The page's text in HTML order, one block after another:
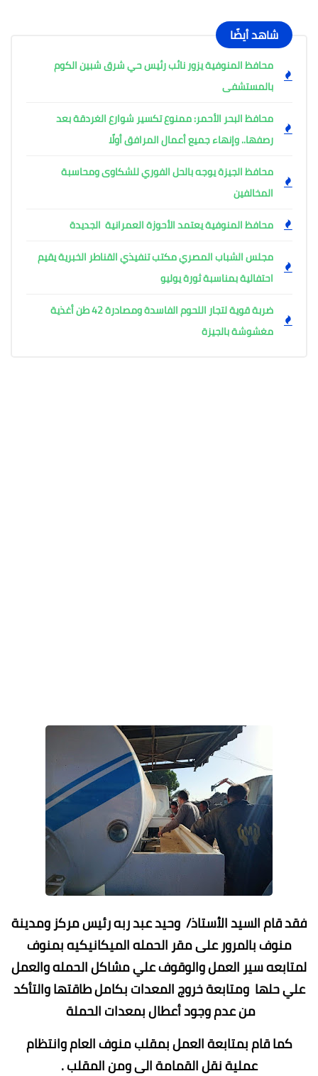
شاهد أيضًا
محافظ المنوفية يزور نائب رئيس حي شرق شبين الكوم
بالمستشفى
محافظ البحر الأحمر: ممنوع تكسير شوارع الغردقة بعد
رصفها.. وإنهاء جميع أعمال المرافق أولًا
محافظ الجيزة يوجه بالحل الفوري للشكاوى ومحاسبة
المخالفين
محافظ المنوفية يعتمد الأحوزة العمرانية الجديدة
مجلس الشباب المصري مكتب تنفيذي القناطر الخبرية يقيم
احتفالية بمناسبة ثورة يوليو
ضربة قوية لتجار اللحوم الفاسدة ومصادرة 42 طن أغذية
مغشوشة بالجيزة
فقد قام السيد الأستاذ/ وحيد عبد ربه رئيس مركز ومدينة
منوف بالمرور على مقر الحمله الميكانيكيه بمنوف
لمتابعه سير العمل والوقوف علي مشاكل الحمله والعمل
علي حلها ومتابعة خروج المعدات بكامل طاقتها والتأكد
من عدم وجود أعطال بمعدات الحملة
كما قام بمتابعة العمل بمقلب منوف العام وانتظام
عملية نقل القمامة الى ومن المقلب .